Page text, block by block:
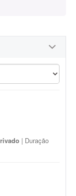
| Duração